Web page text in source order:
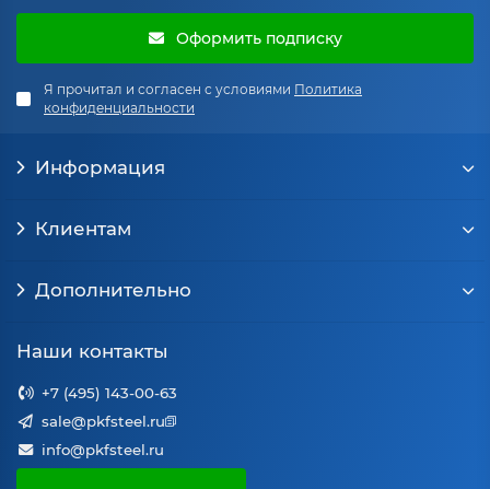
Оформить подписку
Я прочитал и согласен с условиями Политика
конфиденциальности
Информация
Клиентам
Дополнительно
Наши контакты
+7 (495) 143-00-63
sale@pkfsteel.ru
info@pkfsteel.ru